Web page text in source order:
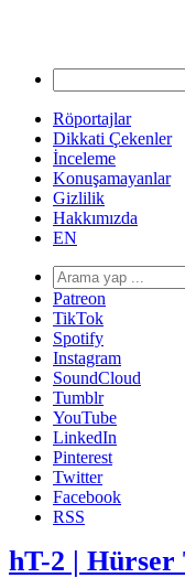
Röportajlar
Dikkati Çekenler
İnceleme
Konuşamayanlar
Gizlilik
Hakkımızda
EN
Patreon
TikTok
Spotify
Instagram
SoundCloud
Tumblr
YouTube
LinkedIn
Pinterest
Twitter
Facebook
RSS
hT-2 | Hürser